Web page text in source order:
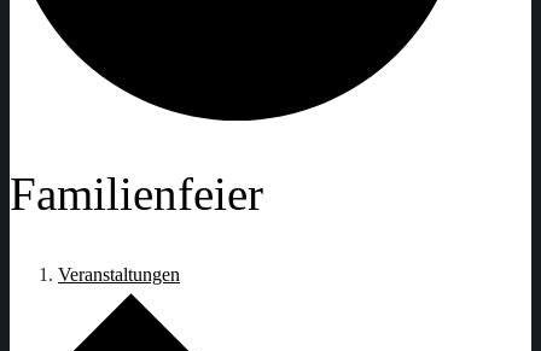
Familienfeier
Veranstaltungen